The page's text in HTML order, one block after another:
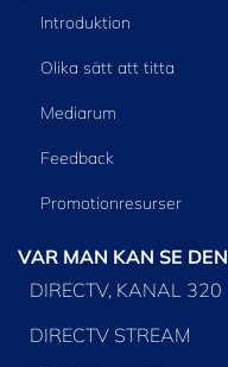
Introduktion
Olika sätt att titta
Mediarum
Feedback
Promotionresurser
VAR MAN KAN SE DEN
DIRECTV, KANAL 320
DIRECTV STREAM